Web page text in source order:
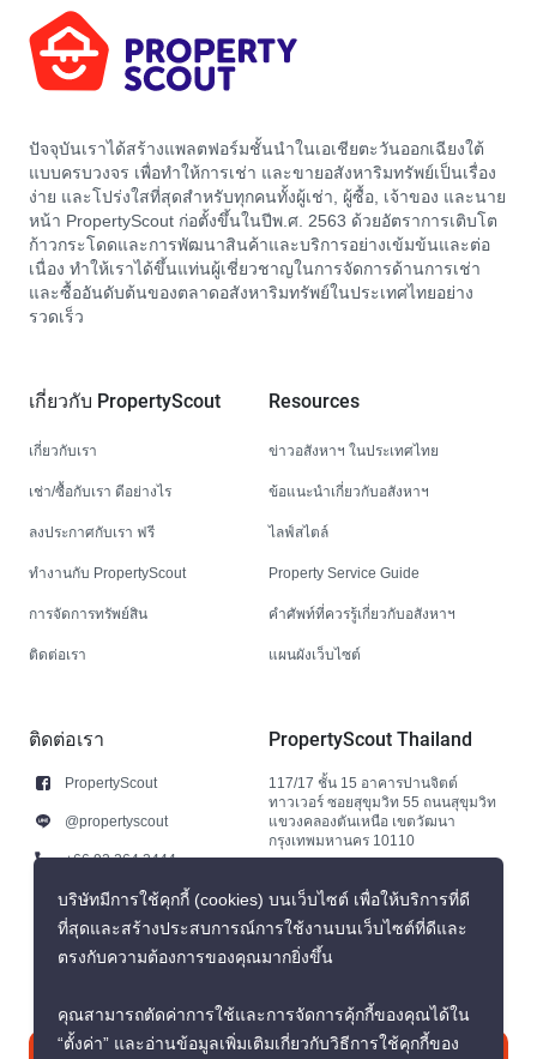
ปัจจุบันเราได้สร้างแพลตฟอร์มชั้นนำในเอเชียตะวันออกเฉียงใต้
แบบครบวงจร เพื่อทำให้การเช่า และขายอสังหาริมทรัพย์เป็นเรื่อง
ง่าย และโปร่งใสที่สุดสำหรับทุกคนทั้งผู้เช่า, ผู้ซื้อ, เจ้าของ และนาย
หน้า PropertyScout ก่อตั้งขึ้นในปีพ.ศ. 2563 ด้วยอัตราการเติบโต
ก้าวกระโดดและการพัฒนาสินค้าและบริการอย่างเข้มข้นและต่อ
เนื่อง ทำให้เราได้ขึ้นแท่นผู้เชี่ยวชาญในการจัดการด้านการเช่า
และซื้ออันดับต้นของตลาดอสังหาริมทรัพย์ในประเทศไทยอย่าง
รวดเร็ว
เกี่ยวกับ PropertyScout
เกี่ยวกับเรา
เช่า/ซื้อกับเรา ดีอย่างไร
ลงประกาศกับเรา ฟรี
ทำงานกับ PropertyScout
การจัดการทรัพย์สิน
ติดต่อเรา
Resources
ข่าวอสังหาฯ ในประเทศไทย
ข้อแนะนำเกี่ยวกับอสังหาฯ
ไลฟ์สไตล์
Property Service Guide
คำศัพท์ที่ควรรู้เกี่ยวกับอสังหาฯ
แผนผังเว็บไซต์
ติดต่อเรา
PropertyScout
@propertyscout
+66 92 264 3444
+66 92 264 3444
contact@propertyscout.co.th
PropertyScout Thailand
117/17 ชั้น 15 อาคารปานจิตต์
ทาวเวอร์ ซอยสุขุมวิท 55 ถนนสุขุมวิท
แขวงคลองตันเหนือ เขตวัฒนา
กรุงเทพมหานคร 10110
บริษัทมีการใช้คุกกี้ (cookies) บนเว็บไซต์ เพื่อให้บริการที่ดี
ที่สุดและสร้างประสบการณ์การใช้งานบนเว็บไซต์ที่ดีและ
ตรงกับความต้องการของคุณมากยิ่งขึ้น
คุณสามารถตัดค่าการใช้และการจัดการคุ้กกี้ของคุณได้ใน
“ตั้งค่า” และอ่านข้อมูลเพิ่มเติมเกี่ยวกับวิธีการใช้คุกกี้ของ